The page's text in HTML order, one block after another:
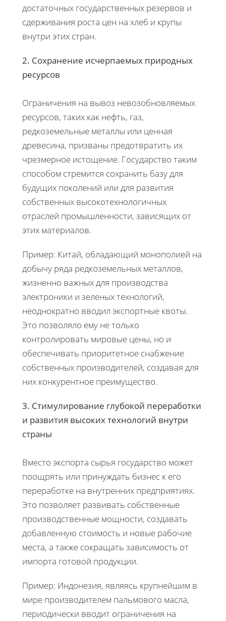
достаточных государственных резервов и
сдерживания роста цен на хлеб и крупы
внутри этих стран.
2. Сохранение исчерпаемых природных
ресурсов
Ограничения на вывоз невозобновляемых
ресурсов, таких как нефть, газ,
редкоземельные металлы или ценная
древесина, призваны предотвратить их
чрезмерное истощение. Государство таким
способом стремится сохранить базу для
будущих поколений или для развития
собственных высокотехнологичных
отраслей промышленности, зависящих от
этих материалов.
Пример: Китай, обладающий монополией на
добычу ряда редкоземельных металлов,
жизненно важных для производства
электроники и зеленых технологий,
неоднократно вводил экспортные квоты.
Это позволяло ему не только
контролировать мировые цены, но и
обеспечивать приоритетное снабжение
собственных производителей, создавая для
них конкурентное преимущество.
3. Стимулирование глубокой переработки
и развития высоких технологий внутри
страны
Вместо экспорта сырья государство может
поощрять или принуждать бизнес к его
переработке на внутренних предприятиях.
Это позволяет развивать собственные
производственные мощности, создавать
добавленную стоимость и новые рабочие
места, а также сокращать зависимость от
импорта готовой продукции.
Пример: Индонезия, являясь крупнейшим в
мире производителем пальмового масла,
периодически вводит ограничения на